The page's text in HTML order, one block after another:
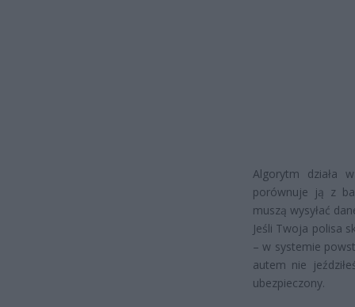
Algorytm działa
porównuje ją z
muszą wysyłać
Jeśli Twoja polisa
– w systemie
autem nie
ubezpieczony.